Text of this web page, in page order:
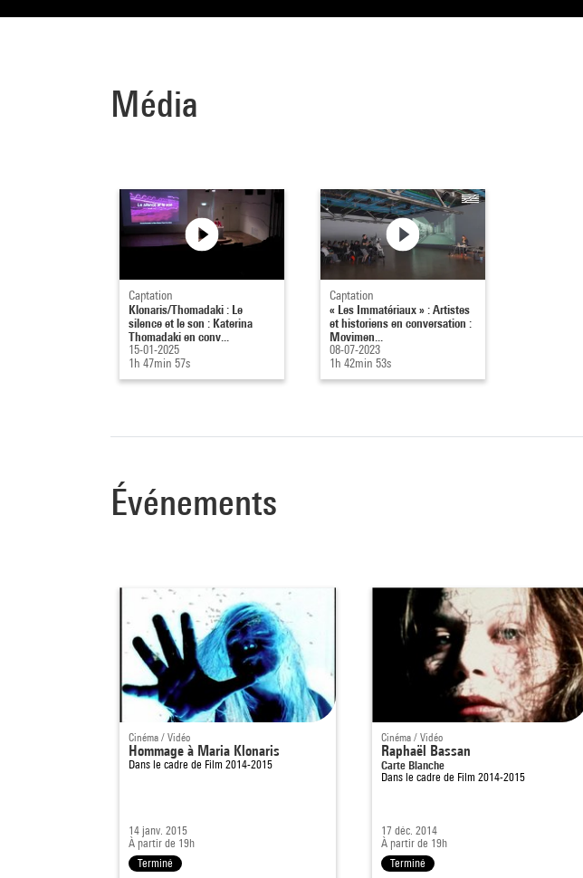
Média
Captation
Klonaris/Thomadaki : Le
silence et le son : Katerina
Thomadaki en conv...
15-01-2025
1h 47min 57s
Captation
« Les Immatériaux » : Artistes
et historiens en conversation :
Movimen...
08-07-2023
1h 42min 53s
Événements
Cinéma / Vidéo
Hommage à Maria Klonaris
Dans le cadre de Film 2014-2015
14 janv. 2015
À partir de 19h
Terminé
Cinéma / Vidéo
Raphaël Bassan
Carte Blanche
Dans le cadre de Film 2014-2015
17 déc. 2014
À partir de 19h
Terminé